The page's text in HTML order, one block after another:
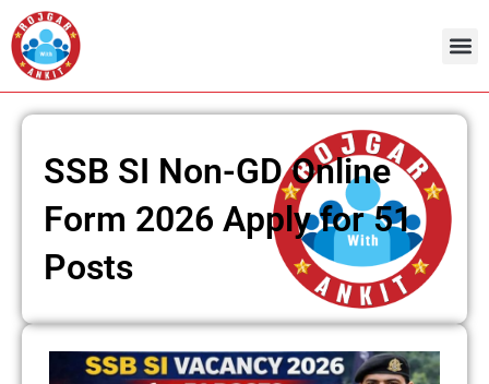
Skip
to
content
SSB SI Non-GD Online
Form 2026 Apply for 51
Posts